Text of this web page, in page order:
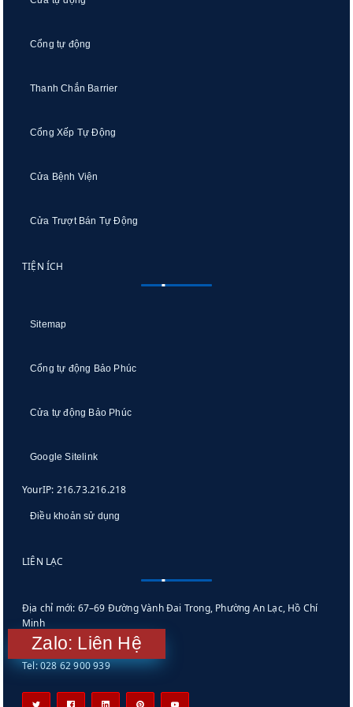
Cổng tự động
Thanh Chắn Barrier
Cổng Xếp Tự Động
Cửa Bệnh Viện
Cửa Trượt Bán Tự Động
TIỆN ÍCH
Sitemap
Cổng tự động Bảo Phúc
Cửa tự động Bảo Phúc
Google Sitelink
YourIP: 216.73.216.218
Điều khoản sử dụng
LIÊN LẠC
Địa chỉ mới: 67–69 Đường Vành Đai Trong, Phường An Lạc, Hồ Chí
Minh
Email: info@baophuc.vn
Tel: 028 62 900 939
Zalo: Liên Hệ